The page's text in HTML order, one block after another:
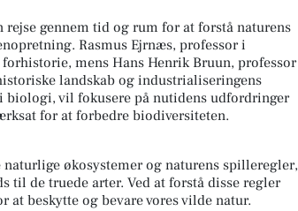
rejse gennem tid og rum for at forstå naturens
Rasmus Ejrnæs, professor i
mens Hans Henrik Bruun, professor
landskab og industrialiseringens
biologi, vil fokusere på nutidens udfordringer
for at forbedre biodiversiteten.
økosystemer og naturens spilleregler,
til de truede arter. Ved at forstå disse regler
at beskytte og bevare vores vilde natur.